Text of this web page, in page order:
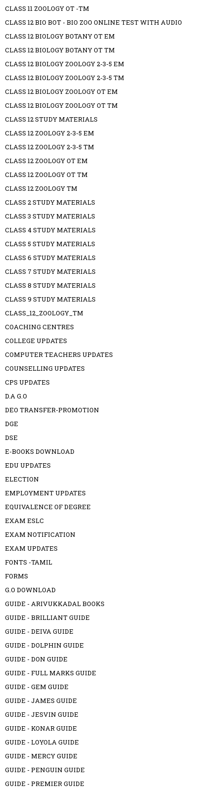
CLASS 11 ZOOLOGY OT -TM
CLASS 12 BIO BOT - BIO ZOO ONLINE TEST WITH AUDIO
CLASS 12 BIOLOGY BOTANY OT EM
CLASS 12 BIOLOGY BOTANY OT TM
CLASS 12 BIOLOGY ZOOLOGY 2-3-5 EM
CLASS 12 BIOLOGY ZOOLOGY 2-3-5 TM
CLASS 12 BIOLOGY ZOOLOGY OT EM
CLASS 12 BIOLOGY ZOOLOGY OT TM
CLASS 12 STUDY MATERIALS
CLASS 12 ZOOLOGY 2-3-5 EM
CLASS 12 ZOOLOGY 2-3-5 TM
CLASS 12 ZOOLOGY OT EM
CLASS 12 ZOOLOGY OT TM
CLASS 12 ZOOLOGY TM
CLASS 2 STUDY MATERIALS
CLASS 3 STUDY MATERIALS
CLASS 4 STUDY MATERIALS
CLASS 5 STUDY MATERIALS
CLASS 6 STUDY MATERIALS
CLASS 7 STUDY MATERIALS
CLASS 8 STUDY MATERIALS
CLASS 9 STUDY MATERIALS
CLASS_12_ZOOLOGY_TM
COACHING CENTRES
COLLEGE UPDATES
COMPUTER TEACHERS UPDATES
COUNSELLING UPDATES
CPS UPDATES
D.A G.O
DEO TRANSFER-PROMOTION
DGE
DSE
E-BOOKS DOWNLOAD
EDU UPDATES
ELECTION
EMPLOYMENT UPDATES
EQUIVALENCE OF DEGREE
EXAM ESLC
EXAM NOTIFICATION
EXAM UPDATES
FONTS -TAMIL
FORMS
G.O DOWNLOAD
GUIDE - ARIVUKKADAL BOOKS
GUIDE - BRILLIANT GUIDE
GUIDE - DEIVA GUIDE
GUIDE - DOLPHIN GUIDE
GUIDE - DON GUIDE
GUIDE - FULL MARKS GUIDE
GUIDE - GEM GUIDE
GUIDE - JAMES GUIDE
GUIDE - JESVIN GUIDE
GUIDE - KONAR GUIDE
GUIDE - LOYOLA GUIDE
GUIDE - MERCY GUIDE
GUIDE - PENGUIN GUIDE
GUIDE - PREMIER GUIDE